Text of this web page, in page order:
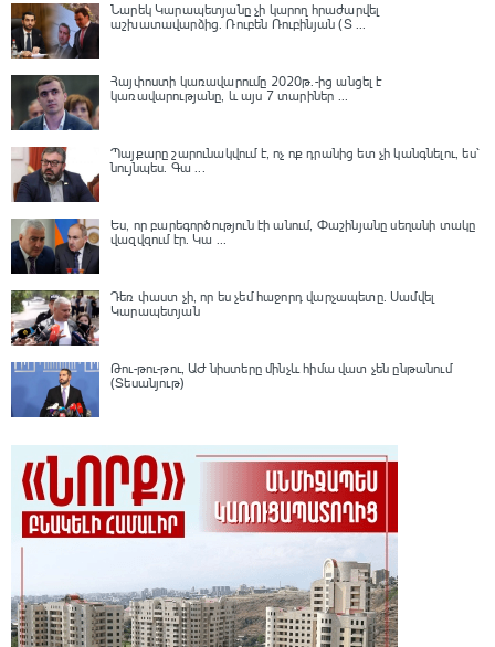
Նարեկ Կարապետյանը չի կարող հրաժարվել
աշխատավարձից. Ռուբեն Ռուբինյան (Տ ...
Հայփոստի կառավարումը 2020թ.-ից անցել է
կառավարությանը, և այս 7 տարիներ ...
Պայքարը շարունակվում է, ոչ ոք դրանից ետ չի կանգնելու, ես՝
նույնպես․ Գա ...
Ես, որ բարեգործություն էի անում, Փաշինյանը սեղանի տակը
վազվզում էր․ Կա ...
Դեռ փաստ չի, որ ես չեմ հաջորդ վարչապետը․ Սամվել
Կարապետյան
Թու-թու-թու, ԱԺ նիստերը մինչև հիմա վատ չեն ընթանում
(Տեսանյութ)